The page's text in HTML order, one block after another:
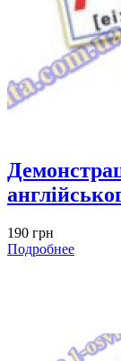
190 грн
Подробнее